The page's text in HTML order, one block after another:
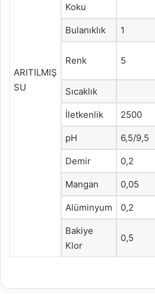
ARITILMIŞ
SU
Koku
Bulanıklık 1
Renk 5
Sıcaklık
İletkenlik 2500
pH 6,5/9,5
Demir 0,2
Mangan 0,05
Alüminyum 0,2
Bakiye
Klor
0,5